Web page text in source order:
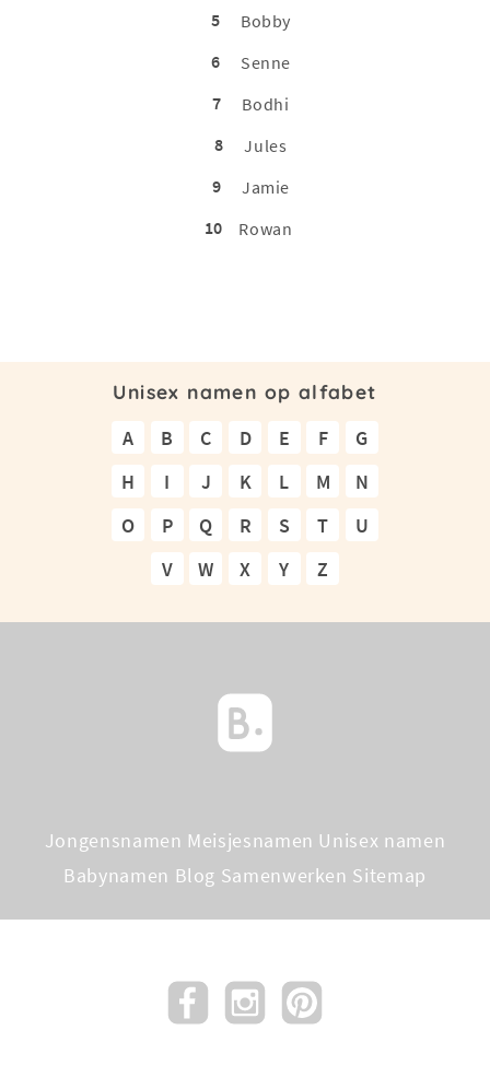
5
Bobby
6
Senne
7
Bodhi
8
Jules
9
Jamie
10
Rowan
Unisex namen op alfabet
A B C D E F
G
H
I J K L M
N
O
P Q R S T
U
V
W X Y Z
Jongensnamen Meisjesnamen Unisex namen
Babynamen Blog Samenwerken Sitemap